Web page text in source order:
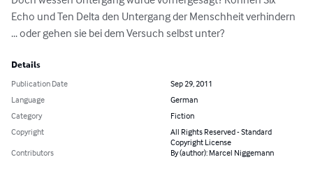
Echo und Ten Delta den Untergang der Menschheit verhindern
... oder gehen sie bei dem Versuch selbst unter?
Details
Publication Date
Sep 29, 2011
Language
German
Category
Fiction
Copyright
All Rights Reserved - Standard
Copyright License
Contributors
By (author): Marcel Niggemann